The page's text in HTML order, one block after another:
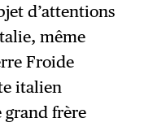
d’attentions
même
Froide
italien
grand frère